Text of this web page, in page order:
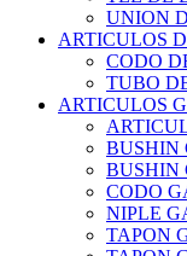
UNION
ARTICULOS
CODO
TUBO
ARTICULOS
BUSHIN
BUSHIN
CODO
NIPLE
TAPON